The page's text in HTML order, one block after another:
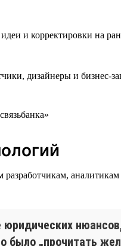
и корректировки на
дизайнеры и бизнес-
„прочитать